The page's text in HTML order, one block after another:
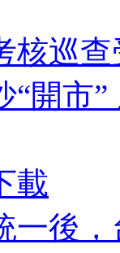
核巡
“開市
載
一後